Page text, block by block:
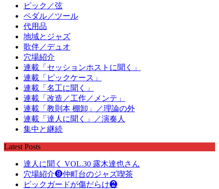
ピック／弦
ペダル／ツール
代用品
地域とジャズ
歌伴／デュオ
穴場紹介
連載「セッションホストに聞く」
連載「ピックケース」
連載「名工に聞く」
連載「改造／工作／メンテ」
連載「教則本 棚卸」／理論の外
連載「達人に聞く」／演奏人
集中と継続
Latest Posts
達人に聞く VOL.30 露木達也さん
穴場紹介❾仲町台のジャズ喫茶
ピックガードが傷だらけ❷